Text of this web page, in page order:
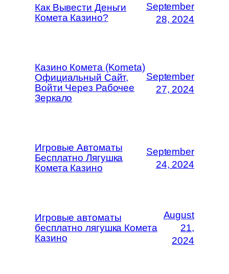
Как Вывести Деньги
Комета Казино?
September
28, 2024
Казино Комета (Kometa)
Официальный Сайт,
Войти Через Рабочее
Зеркало
September
27, 2024
Игровые Автоматы
Бесплатно Лягушка
Комета Казино
September
24, 2024
Игровые автоматы
бесплатно лягушка Комета
Казино
August
21,
2024